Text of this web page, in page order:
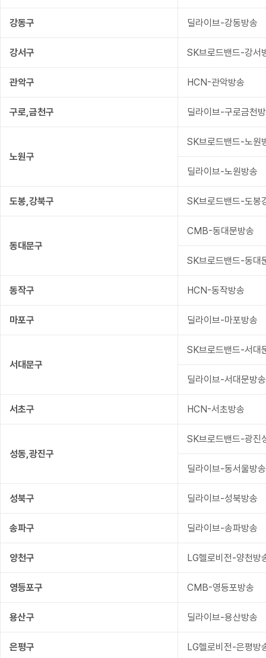
강동구 딜라이브-강동방송
강서구 SK브로드밴드-강서
관악구 HCN-관악방송
구로,금천구 딜라이브-구로금천
노원구
SK브로드밴드-노원
딜라이브-노원방송
도봉,강북구 SK브로드밴드-도봉
동대문구
CMB-동대문방송
SK브로드밴드-동대
동작구 HCN-동작방송
마포구 딜라이브-마포방송
서대문구
SK브로드밴드-서대
딜라이브-서대문방송
서초구 HCN-서초방송
성동,광진구
SK브로드밴드-광진
딜라이브-동서울방송
성북구 딜라이브-성북방송
송파구 딜라이브-송파방송
양천구 LG헬로비전-양천방
영등포구 CMB-영등포방송
용산구 딜라이브-용산방송
은평구 LG헬로비전-은평방